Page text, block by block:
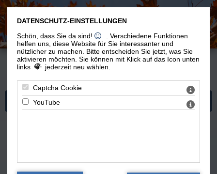
Du bist hier: Vom Leben >Blog 'Vom Leben'> Habe ein PUTZIGES Produkt entdeckt -
Mehr zum Thema "Vom Leben"
Habe ein PUTZIGES Produkt
DATENSCHUTZ-EINSTELLUNGEN
Schön, dass Sie da sind!
. Verschiedene Funktionen
helfen uns, diese Website für Sie interessanter und
nützlicher zu machen.
Bitte entscheiden Sie jetzt, was Sie
aktivieren möchten. Sie können mit Klick auf das Icon unten
links
jederzeit neu wählen.
Captcha Cookie
YouTube